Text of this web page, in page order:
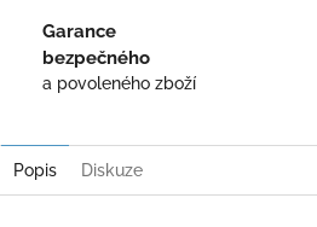
Garance
bezpečného
a povoleného zboží
Popis Diskuze